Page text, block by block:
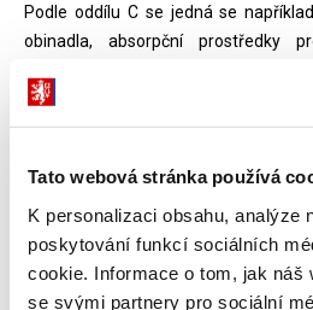
Tato webová stránka používá
K personalizaci obsahu, analýze
poskytování funkcí sociálních
cookie. Informace o tom, jak náš
se svými partnery pro sociální
Podle oddílu C se jedná se
obinadla, absorpční prostředky
kolostomické, ileostomické,
odstraňovače podložky, berle
sprchu, zvedáky, kočárek
mechanický i vozík s elektrickým
rukavice kožené pro vozíčkáře (k
a čočky brýlové, čočky kontaktní,
plastový, dalekohledový